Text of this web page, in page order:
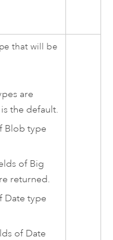
that will be
are
the default.
Blob type
of Big
returned.
Date type
of Date